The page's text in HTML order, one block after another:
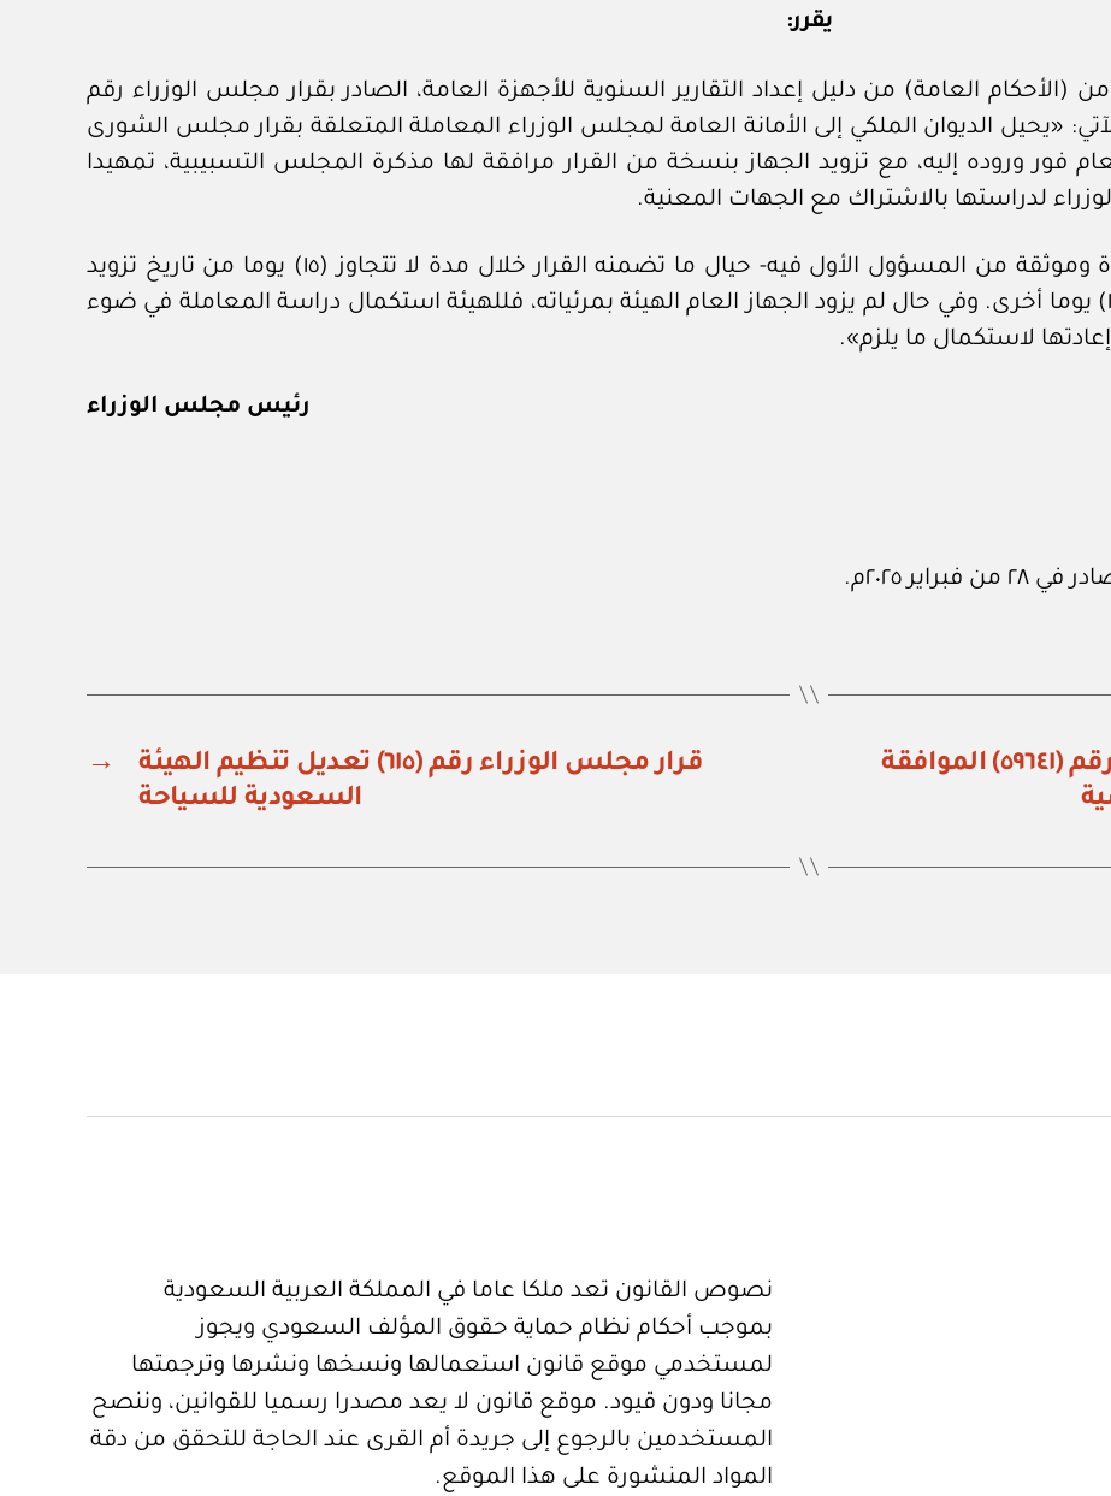
يقرر:
الفقرة الفرعية (ج) من الفقرة (٢) من (الأحكام العامة) من دليل إعداد التقارير السنوية للأجهزة العامة، الصادر بقرار مجلس الوزراء رقم
لتكون بالنص الآتي: «يحيل الديوان الملكي إلى الأمانة العامة لمجلس الوزراء المعاملة المتعلقة بقرار مجلس الشورى
فور وروده إليه، مع تزويد الجهاز بنسخة من القرار مرافقة لها مذكرة المجلس التسبيبية، تمهيدا
لدراستها بالاشتراك مع الجهات المعنية.
وعلى الجهاز تزويد الهيئة بمرئياته ‏-معتمدة وموثقة من المسؤول الأول فيه‏- حيال ما تضمنه القرار خلال مدة لا تتجاوز (١٥) يوما من تاريخ تزويد
الجهاز به. وللهيئة تمديدها بما لا يتجاوز (١٥) يوما أخرى. وفي حال لم يزود الجهاز العام الهيئة بمرئياته، فللهيئة استكمال دراسة المعاملة في ضوء
لاستكمال ما يلزم».
رئيس مجلس الوزراء
ديوان الملكي السعودي: تعميم رقم (٥٩٦٤١) الموافقة
→
قرار مجلس الوزراء رقم (٦١٥) تعديل تنظيم الهيئة
السعودية للسياحة
نصوص القانون تعد ملكا عاما في المملكة العربية السعودية
بموجب أحكام نظام حماية حقوق المؤلف السعودي ويجوز
لمستخدمي موقع قانون استعمالها ونسخها ونشرها وترجمتها
مجانا ودون قيود. موقع قانون لا يعد مصدرا رسميا للقوانين، وننصح
المستخدمين بالرجوع إلى جريدة أم القرى عند الحاجة للتحقق من دقة
المواد المنشورة على هذا الموقع.